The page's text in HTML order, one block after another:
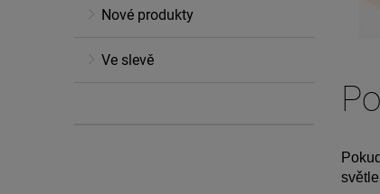
Nové produkty
Ve slevě